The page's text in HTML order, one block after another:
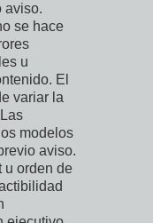
aviso.
se hace
u
El
variar la
modelos
aviso.
u orden de